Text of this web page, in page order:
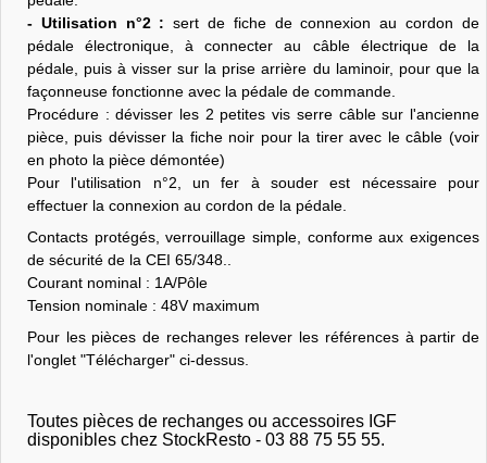
- Utilisation n°2 : sert de fiche de connexion au cordon de
pédale électronique, à connecter au câble électrique de la
pédale, puis à visser sur la prise arrière du laminoir, pour que la
façonneuse fonctionne avec la pédale de commande.
Procédure : dévisser les 2 petites vis serre câble sur l'ancienne
pièce, puis dévisser la fiche noir pour la tirer avec le câble (voir
en photo la pièce démontée)
Pour l'utilisation n°2, un fer à souder est nécessaire pour
effectuer la connexion au cordon de la pédale.
Contacts protégés, verrouillage simple, conforme aux exigences
de sécurité de la CEI 65/348..
Courant nominal : 1A/Pôle
Tension nominale : 48V maximum
Pour les pièces de rechanges relever les références à partir de
l'onglet "Télécharger" ci-dessus.
Toutes pièces de rechanges ou accessoires IGF
disponibles chez StockResto - 03 88 75 55 55.